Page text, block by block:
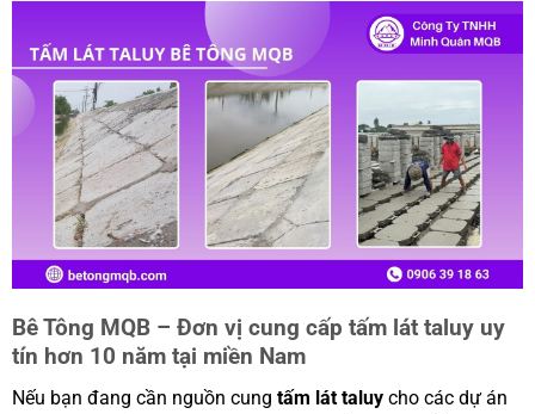
Bê Tông MQB – Đơn vị cung cấp tấm lát taluy uy
tín hơn 10 năm tại miền Nam
Nếu bạn đang cần nguồn cung tấm lát taluycho các dự án